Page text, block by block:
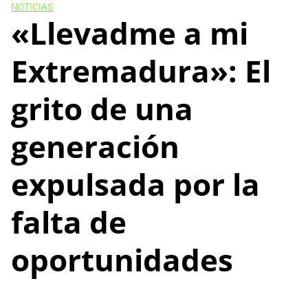
NOTICIAS
«Llevadme a mi
Extremadura»: El
grito de una
generación
expulsada por la
falta de
oportunidades